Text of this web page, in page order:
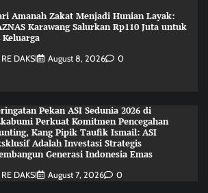
Amanah Zakat Menjadi Hunian Layak:
Karawang Salurkan Rp110 Juta untuk
Keluarga
RE DAKSI August 8, 2026 0
Pekan ASI Sedunia 2026 di
Perkuat Komitmen Pencegahan
Kang Pipik Taufik Ismail: ASI
Adalah Investasi Strategis
Generasi Indonesia Emas
RE DAKSI August 7, 2026 0